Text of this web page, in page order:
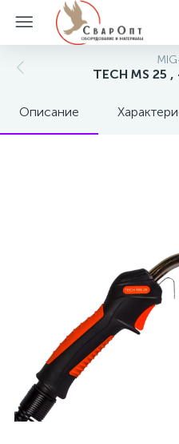
TECH MS 25
Описание